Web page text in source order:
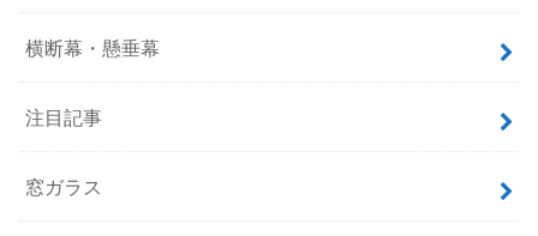
横断幕・懸垂幕
注目記事
窓ガラス